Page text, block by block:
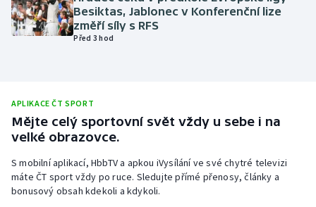
Plavání
Rychlobruslení
Short track
Besiktas, Jablonec v Konferenční lize
změří síly s RFS
Před 3 hod
APLIKACE ČT SPORT
Mějte celý sportovní svět vždy u sebe i na
velké obrazovce.
S mobilní aplikací, HbbTV a apkou iVysílání ve své chytré televizi
máte ČT sport vždy po ruce. Sledujte přímé přenosy, články a
bonusový obsah kdekoli a kdykoli.